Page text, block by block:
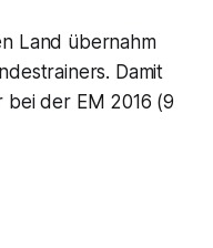
Land übernahm
Damit
bei der EM 2016 (9